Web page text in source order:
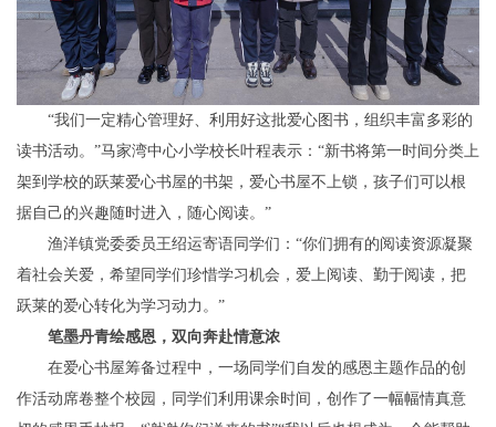
“我们一定精心管理好、利用好这批爱心图书，组织丰富多彩的
读书活动。”马家湾中心小学校长叶程表示：“新书将第一时间分类上
架到学校的跃莱爱心书屋的书架，爱心书屋不上锁，孩子们可以根
据自己的兴趣随时进入，随心阅读。”
渔洋镇党委委员王绍运寄语同学们：“你们拥有的阅读资源凝聚
着社会关爱，希望同学们珍惜学习机会，爱上阅读、勤于阅读，把
跃莱的爱心转化为学习动力。”
笔墨丹青绘感恩，双向奔赴情意浓
在爱心书屋筹备过程中，一场同学们自发的感恩主题作品的创
作活动席卷整个校园，同学们利用课余时间，创作了一幅幅情真意